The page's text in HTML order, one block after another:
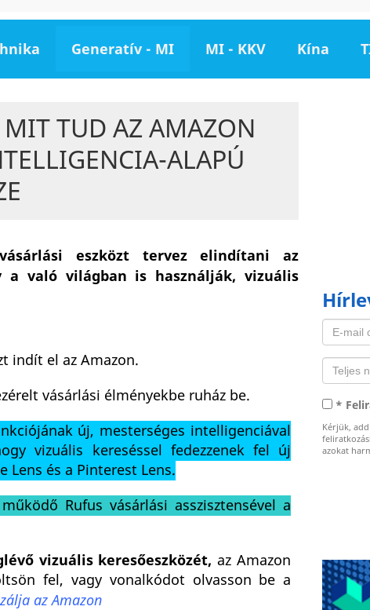
Generatív - MI MI - KKV Kína
TUD AZ AMAZON
ALAPÚ
eszközt tervez elindítani az
a való világban is használják, vizuális
indít el az Amazon.
vásárlási élményekbe ruház be.
új, mesterséges intelligenciával
vizuális kereséssel fedezzenek fel új
és a Pinterest Lens.
Rufus vásárlási asszisztensével a
vizuális keresőeszközét, az Amazon
fel, vagy vonalkódot olvasson be a
az Amazon
*
Kérjük,
azokat